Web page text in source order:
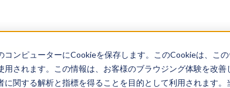
コンピューターにCookieを保存します。このCookieは、こ
されます。この情報は、お客様のブラウジング体験を改
に関する解析と指標を得ることを目的として利用されます